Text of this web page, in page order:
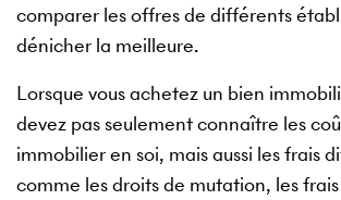
comparer les offres de différents
dénicher la meilleure.
Lorsque vous achetez un bien
devez pas seulement connaître les
immobilier en soi, mais aussi les frais
comme les droits de mutation, les